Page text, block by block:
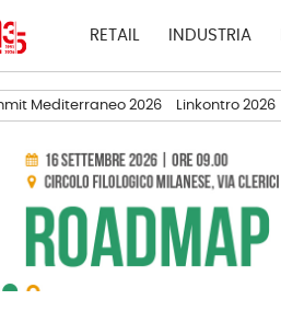
RETAIL INDUSTRIA
Mediterraneo 2026 Linkontro 2026